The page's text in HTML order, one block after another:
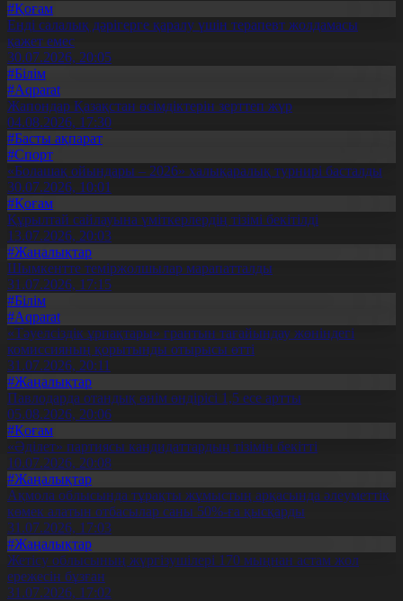
#Қоғам
Енді салалық дәрігерге қаралу үшін терапевт жолдамасы
қажет емес
30.07.2026, 20:05
#Білім
#Aqparat
Жапондар Қазақстан өсімдіктерін зерттеп жүр
04.08.2026, 17:30
#Басты ақпарат
#Спорт
«Болашақ ойындары – 2026» халықаралық турнирі басталды
30.07.2026, 10:01
#Қоғам
Құрылтай сайлауына үміткерлердің тізімі бекітілді
13.07.2026, 20:03
#Жаңалықтар
Шымкентте теміржолшылар марапатталды
31.07.2026, 17:15
#Білім
#Aqparat
«Тәуелсіздік ұрпақтары» грантын тағайындау жөніндегі
комиссияның қорытынды отырысы өтті
31.07.2026, 20:11
#Жаңалықтар
Павлодарда отандық өнім өндірісі 1,5 есе артты
05.08.2026, 20:06
#Қоғам
«Әділет» партиясы кандидаттардың тізімін бекітті
10.07.2026, 20:08
#Жаңалықтар
Ақмола облысында тұрақты жұмыстың арқасында әлеуметтік
көмек алатын отбасылар саны 50%-ға қысқарды
31.07.2026, 17:03
#Жаңалықтар
Жетісу облысының жүргізушілері 170 мыңнан астам жол
ережесін бұзған
31.07.2026, 17:02